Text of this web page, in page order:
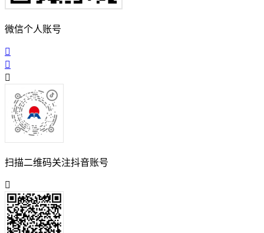
微信个人账号
扫描二维码关注抖音账号